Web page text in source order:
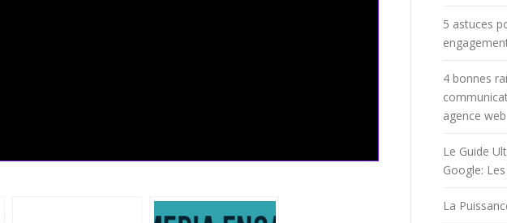
5 astuces
4 bonnes
agence web
Le Guide
Google:
La